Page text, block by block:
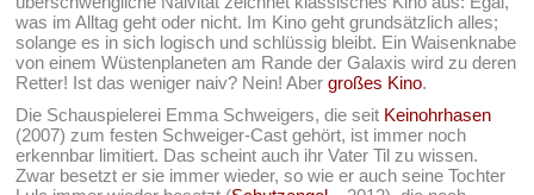
was im Alltag geht oder nicht. Im Kino geht grundsätzlich alles;
solange es in sich logisch und schlüssig bleibt. Ein Waisenknabe
von einem Wüstenplaneten am Rande der Galaxis wird zu deren
Retter! Ist das weniger naiv? Nein! Abergroßes Kino.
Die Schauspielerei Emma Schweigers, die seit Keinohrhasen
(2007) zum festen Schweiger-Cast gehört, ist immer noch
erkennbar limitiert. Das scheint auch ihr Vater Til zu wissen.
Zwar besetzt er sie immer wieder, so wie er auch seine Tochter